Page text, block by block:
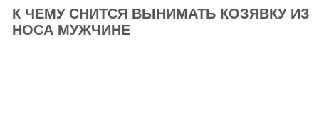
К ЧЕМУ СНИТСЯ ВЫНИМАТЬ КОЗЯВКУ ИЗ
НОСА МУЖЧИНЕ